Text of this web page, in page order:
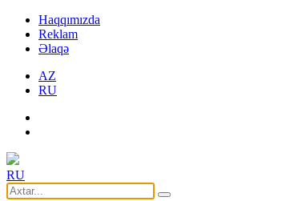
Haqqımızda
Reklam
Əlaqə
AZ
RU
RU